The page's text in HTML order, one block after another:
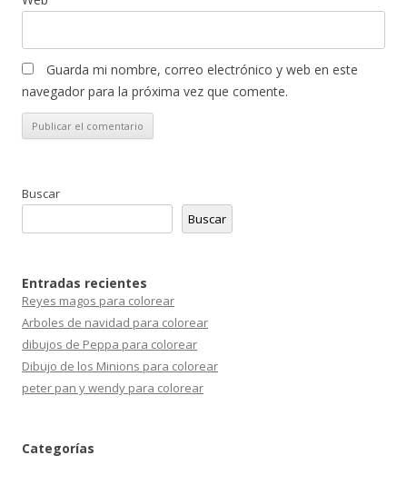
Guarda mi nombre, correo electrónico y web en este
navegador para la próxima vez que comente.
Buscar
Buscar
Entradas recientes
Reyes magos para colorear
Arboles de navidad para colorear
dibujos de Peppa para colorear
Dibujo de los Minions para colorear
peter pan y wendy para colorear
Categorías